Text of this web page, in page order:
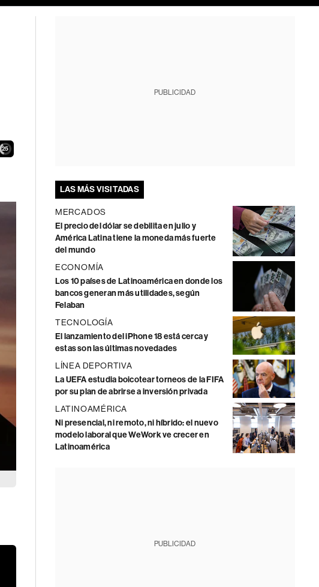
25
PUBLICIDAD
LAS MÁS VISITADAS
MERCADOS
El precio del dólar se debilita en julio y
América Latina tiene la moneda más fuerte
del mundo
ECONOMÍA
Los 10 países de Latinoamérica en donde los
bancos generan más utilidades, según
Felaban
TECNOLOGÍA
El lanzamiento del iPhone 18 está cerca y
estas son las últimas novedades
LÍNEA DEPORTIVA
La UEFA estudia boicotear torneos de la FIFA
por su plan de abrirse a inversión privada
LATINOAMÉRICA
Ni presencial, ni remoto, ni híbrido: el nuevo
modelo laboral que WeWork ve crecer en
Latinoamérica
PUBLICIDAD